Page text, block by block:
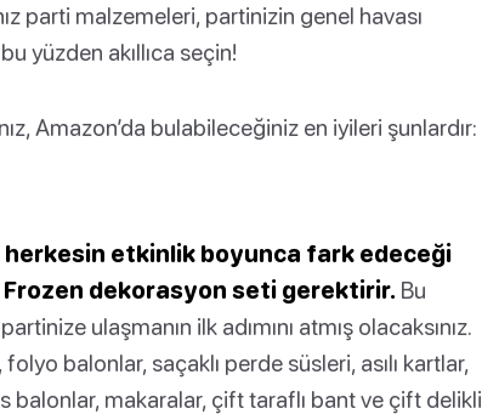
parti malzemeleri, partinizin genel havası
yüzden akıllıca seçin!
Amazon’da bulabileceğiniz en iyileri şunlardır:
herkesin etkinlik boyunca fark edeceği
dekorasyon seti gerektirir. Bu
ulaşmanın ilk adımını atmış olacaksınız.
balonlar, saçaklı perde süsleri, asılı kartlar,
balonlar, makaralar, çift taraflı bant ve çift delikli